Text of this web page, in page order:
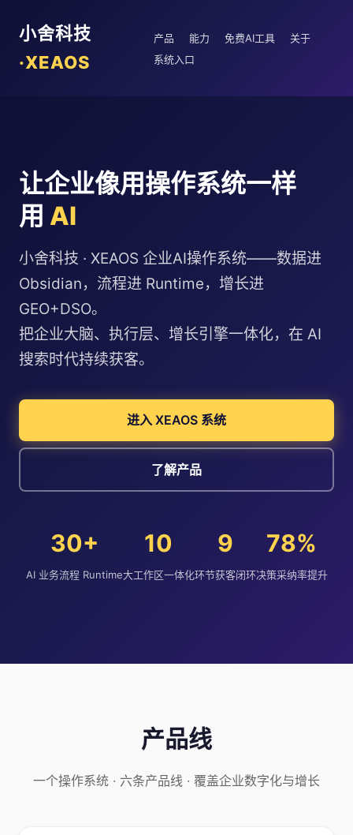
小舍科技
·XEAOS
产品 能力 免费AI工具
关于
系统入口
让企业像用操作系统一样
用 AI
小舍科技 · XEAOS 企业AI操作系统——数据进
Obsidian，流程进 Runtime，增长进
GEO+DSO。
把企业大脑、执行层、增长引擎一体化，在 AI
搜索时代持续获客。
进入 XEAOS 系统
了解产品
30+
AI 业务流程 Runtime
10
大工作区一体化
9
环节获客闭环
78%
决策采纳率提升
产品线
一个操作系统 · 六条产品线 · 覆盖企业数字化与增长